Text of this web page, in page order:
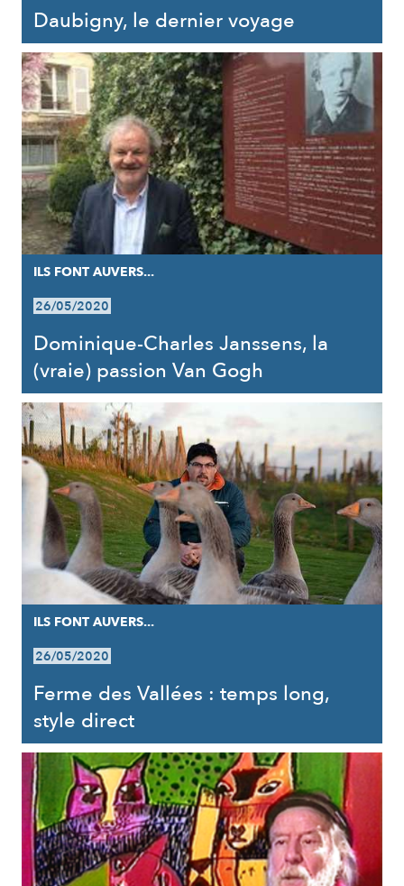
Daubigny, le dernier voyage
ILS FONT AUVERS...
26/05/2020
Dominique-Charles Janssens, la
(vraie) passion Van Gogh
ILS FONT AUVERS...
26/05/2020
Ferme des Vallées : temps long,
style direct